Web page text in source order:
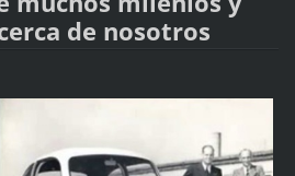
de nosotros